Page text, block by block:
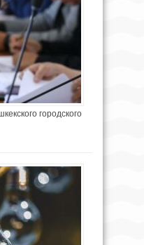
городского